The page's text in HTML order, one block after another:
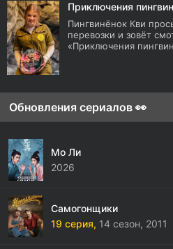
Приключения
Пингвинёнок Кви
перевозки и зовёт
«Приключения
Обновления сериалов 👀
Мо Ли
2026
Самогонщики
19 серия, 14 сезон, 2011